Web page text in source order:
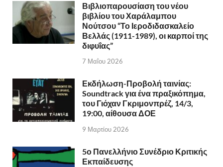
Βιβλιοπαρουσίαση του νέου
βιβλίου του Χαράλαμπου
Νούτσου “Το Ιεροδιδασκαλείο
Βελλάς (1911-1989), οι καρποί της
διφυΐας”
7 Μαΐου 2026
Εκδήλωση-Προβολή ταινίας:
Soundtrack για ένα πραξικόπημα,
του Γιόχαν Γκριμονπρέζ, 14/3,
19:00, αίθουσα ΔΟΕ
9 Μαρτίου 2026
5ο Πανελλήνιο Συνέδριο Κριτικής
Εκπαίδευσης